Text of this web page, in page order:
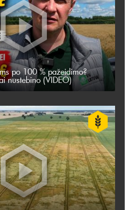
po 100 % pažeidimo?
nustebino (VIDEO)